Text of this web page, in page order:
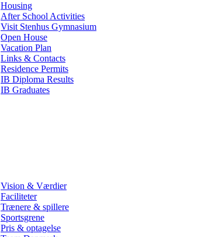
Housing
After School Activities
Visit Stenhus Gymnasium
Open House
Vacation Plan
Links & Contacts
Residence Permits
IB Diploma Results
IB Graduates
Vision & Værdier
Faciliteter
Trænere & spillere
Sportsgrene
Pris & optagelse